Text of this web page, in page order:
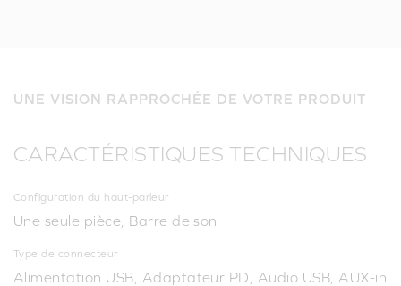
UNE VISION RAPPROCHÉE DE VOTRE PRODUIT
CARACTÉRISTIQUES TECHNIQUES
Configuration du haut-parleur
Une seule pièce, Barre de son
Type de connecteur
Alimentation USB, Adaptateur PD, Audio USB, AUX-in